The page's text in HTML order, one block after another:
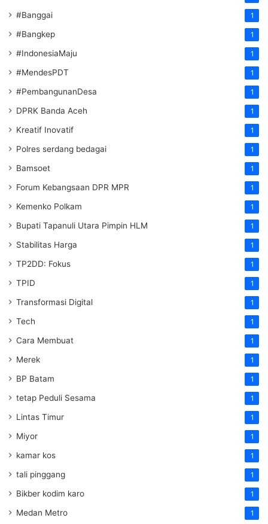
#Banggai 1
#Bangkep 1
#IndonesiaMaju 1
#MendesPDT 1
#PembangunanDesa 1
DPRK Banda Aceh 1
Kreatif Inovatif 1
Polres serdang bedagai 1
Bamsoet 1
Forum Kebangsaan DPR MPR 1
Kemenko Polkam 1
‎Bupati Tapanuli Utara Pimpin HLM 1
Stabilitas Harga 1
TP2DD: Fokus 1
TPID 1
Transformasi Digital 1
Tech 1
Cara Membuat 1
Merek 1
BP Batam 1
tetap Peduli Sesama 1
Lintas Timur 1
Miyor 1
kamar kos 1
tali pinggang 1
Bikber kodim karo 1
Medan Metro 1